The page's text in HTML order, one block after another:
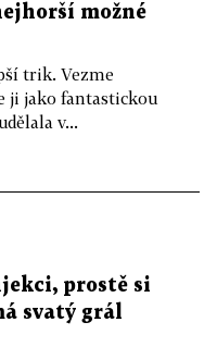
možné
trik. Vezme
ji jako fantastickou
v...
prostě si
svatý grál